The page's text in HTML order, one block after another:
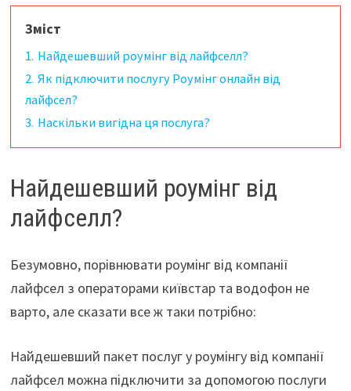
Зміст
1. Найдешевший роумінг від лайфселл?
2. Як підключити послугу Роумінг онлайн від
лайфсел?
3. Наскільки вигідна ця послуга?
Найдешевший роумінг від
лайфселл?
Безумовно, порівнювати роумінг від компанії
лайфсел з операторами київстар та водофон не
варто, але сказати все ж таки потрібно:
Найдешевший пакет послуг у роумінгу від компанії
лайфсел можна підключити за допомогою послуги